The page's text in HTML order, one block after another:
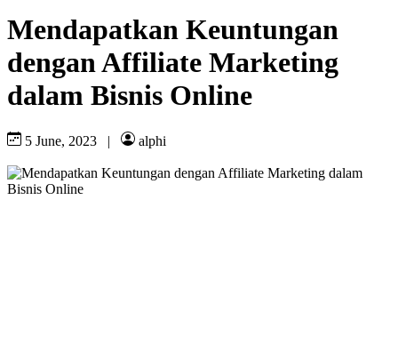
Mendapatkan Keuntungan
dengan Affiliate Marketing
dalam Bisnis Online
5 June, 2023 | alphi